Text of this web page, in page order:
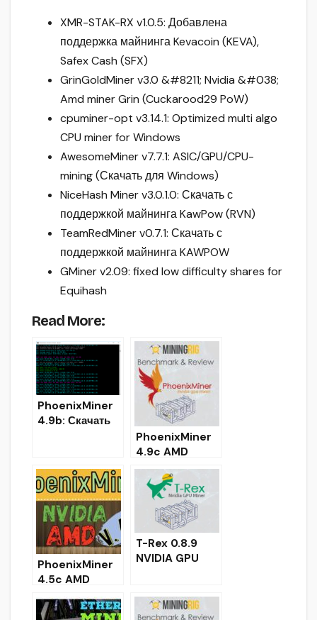
XMR-STAK-RX v1.0.5: Добавлена
поддержка майнинга Kevacoin (KEVA),
Safex Cash (SFX)
GrinGoldMiner v3.0 &#8211; Nvidia &#038;
Amd miner Grin (Cuckarood29 PoW)
cpuminer-opt v3.14.1: Optimized multi algo
CPU miner for Windows
AwesomeMiner v7.7.1: ASIC/GPU/CPU-
mining (Скачать для Windows)
NiceHash Miner v3.0.1.0: Скачать с
поддержкой майнинга KawPow (RVN)
TeamRedMiner v0.7.1: Скачать с
поддержкой майнинга KAWPOW
GMiner v2.09: fixed low difficulty shares for
Equihash
Read More:
PhoenixMiner
4.9b: Скачать
PhoenixMiner
4.9c AMD
NVIDIA GPU
Ethash miner
(Windows/Linu
PhoenixMiner
4.5c AMD
NVIDIA Miner:
Скачать для
T-Rex 0.8.9
NVIDIA GPU
Windows/Linux